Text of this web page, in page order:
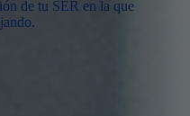
de tu SER en la que